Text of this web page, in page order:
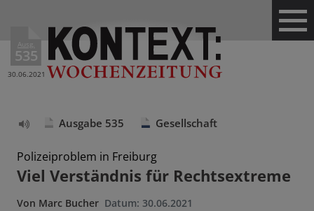
Ausg.
535
30.06.2021
vorlesen
Ausgabe 535 Gesellschaft
Polizeiproblem in Freiburg
Viel Verständnis für Rechtsextreme
Von Marc Bucher Datum: 30.06.2021